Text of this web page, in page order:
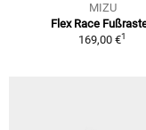
MIZU
Flex Race
169,00 €1